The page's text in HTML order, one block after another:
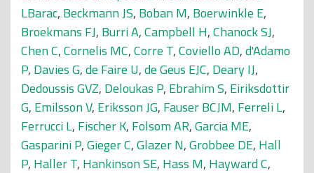
LBarac, Beckmann JS, Boban M, Boerwinkle E,
Broekmans FJ, Burri A,Campbell H,Chanock SJ,
Chen C,Cornelis MC,Corre T,Coviello AD,d'Adamo
P, Davies G,de Faire U,de Geus EJC, Deary IJ,
Dedoussis GVZ, Deloukas P, Ebrahim S, Eiriksdottir
G, Emilsson V, Eriksson JG, Fauser BCJM, Ferreli L,
Ferrucci L, Fischer K, Folsom AR,Garcia ME,
Gasparini P,Gieger C,Glazer N,Grobbee DE, Hall
P, Haller T, Hankinson SE, Hass M, Hayward C,